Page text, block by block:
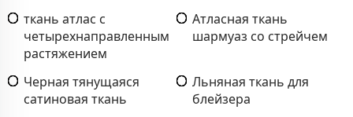
ткань атлас с
четырехнаправленным
растяжением
Атласная ткань
шармуаз со стрейчем
Черная тянущаяся
сатиновая ткань
Льняная ткань для
блейзера